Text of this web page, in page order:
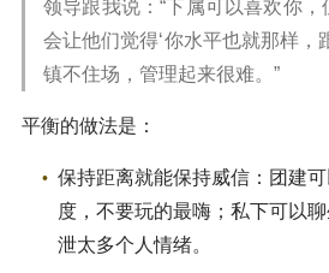
领导跟我说：“下属可以喜欢你
会让他们觉得‘你水平也就那样，
镇不住场，管理起来很难。”
平衡的做法是：
保持距离就能保持威信：团建
度，不要玩的最嗨；私下可以
泄太多个人情绪。